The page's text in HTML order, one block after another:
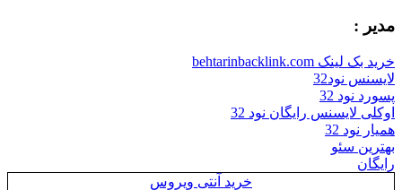
مدیر :
خرید بک لینک behtarinbacklink.com
لایسنس نود32
پسورد نود 32
اوکلی لایسنس رایگان نود 32
همیار نود 32
بهترین سئو
رایگان
خرید آنتی ویروس